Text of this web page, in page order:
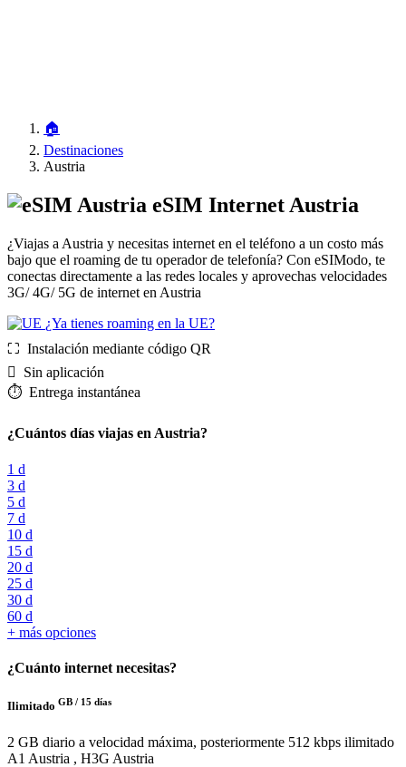
🏠
Destinaciones
Austria
eSIM Internet Austria
¿Viajas a Austria y necesitas internet en el teléfono a un costo más
bajo que el roaming de tu operador de telefonía? Con eSIModo, te
conectas directamente a las redes locales y aprovechas velocidades
3G/ 4G/ 5G de internet en Austria
¿Ya tienes roaming en la UE?
⛶️️ Instalación mediante código QR
️ Sin aplicación
⏱️️ Entrega instantánea
¿Cuántos días viajas en Austria?
1 d
3 d
5 d
7 d
10 d
15 d
20 d
25 d
30 d
60 d
+ más opciones
¿Cuánto internet necesitas?
Ilimitado GB / 15 días
2 GB diario a velocidad máxima, posteriormente 512 kbps ilimitado
A1 Austria , H3G Austria